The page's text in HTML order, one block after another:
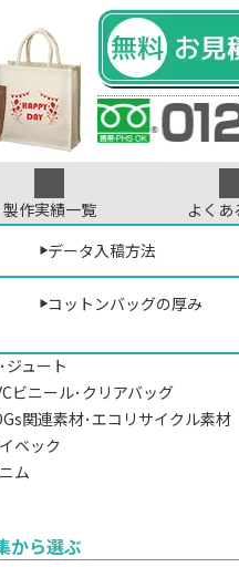
から選ぶ
リエステル･ナイロン
ジュート
ビニール･クリアバッグ
関連素材･エコリサイクル素材
ベック
ム
から選ぶ
製作実績一覧
よく
デザインデータについて
プリントについて
コットンバッグの厚み
データ入稿方法
バッグのオリジナル印刷専門店
ックスラン